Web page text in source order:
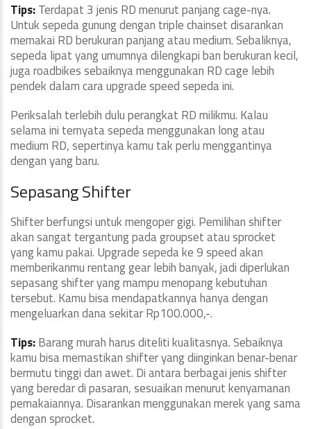
Tips:Terdapat 3 jenis RD menurut panjang cage-nya.
Untuk sepeda gunung dengan triple chainset disarankan
memakai RD berukuran panjang atau medium. Sebaliknya,
sepeda lipat yang umumnya dilengkapi ban berukuran kecil,
juga roadbikes sebaiknya menggunakan RD cage lebih
pendek dalam cara upgrade speed sepeda ini.
Periksalah terlebih dulu perangkat RD milikmu. Kalau
selama ini ternyata sepeda menggunakan long atau
medium RD, sepertinya kamu tak perlu menggantinya
dengan yang baru.
Sepasang Shifter
Shifter berfungsi untuk mengoper gigi. Pemilihan shifter
akan sangat tergantung pada groupset atau sprocket
yang kamu pakai. Upgrade sepeda ke 9 speed akan
memberikanmu rentang gear lebih banyak, jadi diperlukan
sepasang shifter yang mampu menopang kebutuhan
tersebut. Kamu bisa mendapatkannya hanya dengan
mengeluarkan dana sekitar Rp100.000,-.
Tips:Barang murah harus diteliti kualitasnya. Sebaiknya
kamu bisa memastikan shifter yang diinginkan benar-benar
bermutu tinggi dan awet. Di antara berbagai jenis shifter
yang beredar di pasaran, sesuaikan menurut kenyamanan
pemakaiannya. Disarankan menggunakan merek yang sama
dengan sprocket.